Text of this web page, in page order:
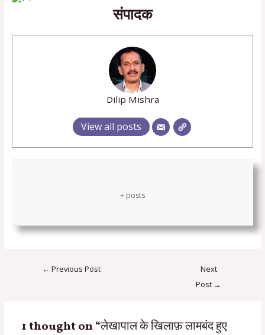
संपादक
Dilip Mishra
View all posts
+ posts
← Previous Post
Next
Post →
1 thought on “लेखापाल के खिलाफ़ लामबंद हुए